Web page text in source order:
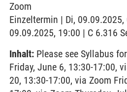
Zoom
Einzeltermin | Di, 09.09.2025,
09.09.2025, 19:00 | C 6.316
Inhalt: Please see Syllabus
Friday, June 6, 13:30-17:00,
20, 13:30-17:00, via Zoom